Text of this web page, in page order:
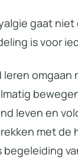
gaat
is voor
leren omgaan
leven en
met de
begeleiding